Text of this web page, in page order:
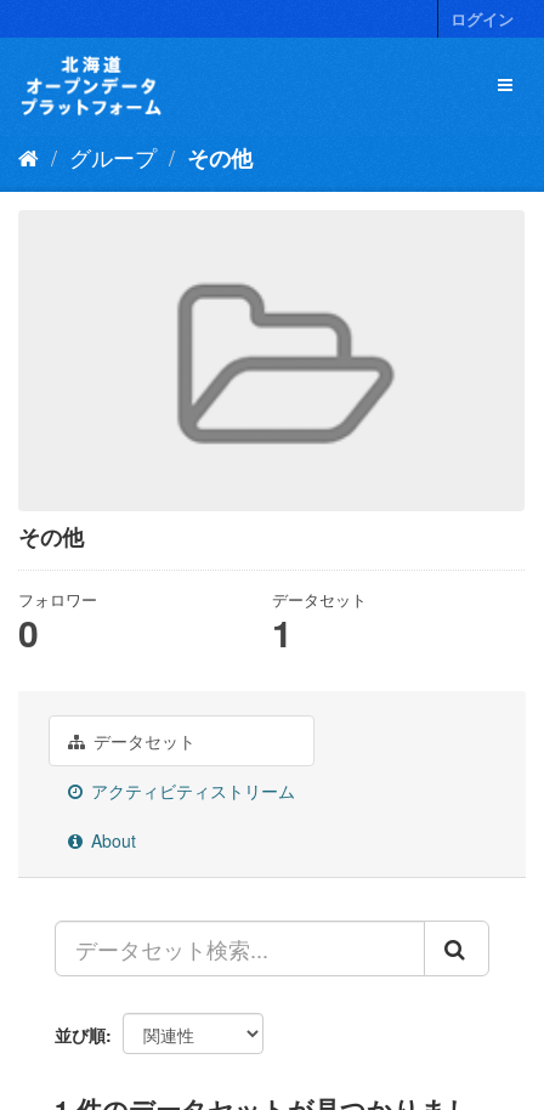
キ
ログイン
グループ その他
その他
フォロワー
0
データセット
1
データセット
アクティビティストリーム
About
並び順